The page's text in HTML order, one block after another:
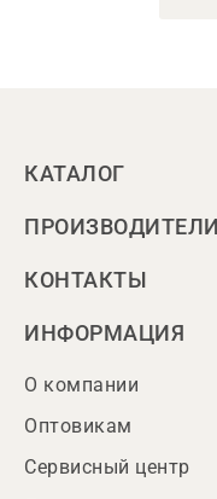
КАТАЛОГ
ПРОИЗВОДИТЕЛИ
КОНТАКТЫ
ИНФОРМАЦИЯ
О компании
Оптовикам
Сервисный центр